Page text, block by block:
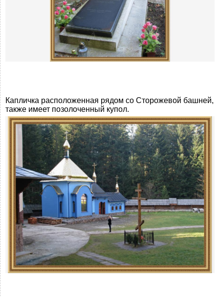
Капличка расположенная рядом со Сторожевой башней,
также имеет позолоченный купол.